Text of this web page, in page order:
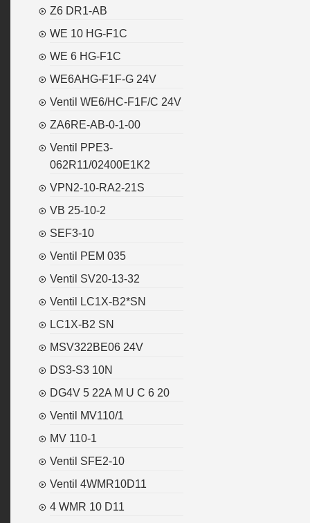
Z6 DR1-AB
WE 10 HG-F1C
WE 6 HG-F1C
WE6AHG-F1F-G 24V
Ventil WE6/HC-F1F/C 24V
ZA6RE-AB-0-1-00
Ventil PPE3-
062R11/02400E1K2
VPN2-10-RA2-21S
VB 25-10-2
SEF3-10
Ventil PEM 035
Ventil SV20-13-32
Ventil LC1X-B2*SN
LC1X-B2 SN
MSV322BE06 24V
DS3-S3 10N
DG4V 5 22A M U C 6 20
Ventil MV110/1
MV 110-1
Ventil SFE2-10
Ventil 4WMR10D11
4 WMR 10 D11